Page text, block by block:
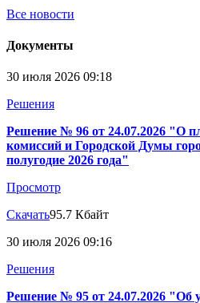
Все новости
Документы
30 июля 2026 09:18
Решения
Решение № 96 от 24.07.2026 "О
комиссий и Городской Думы
полугодие 2026 года"
Просмотр
Скачать95.7 Кбайт
30 июля 2026 09:16
Решения
Решение № 95 от 24.07.2026 "Об